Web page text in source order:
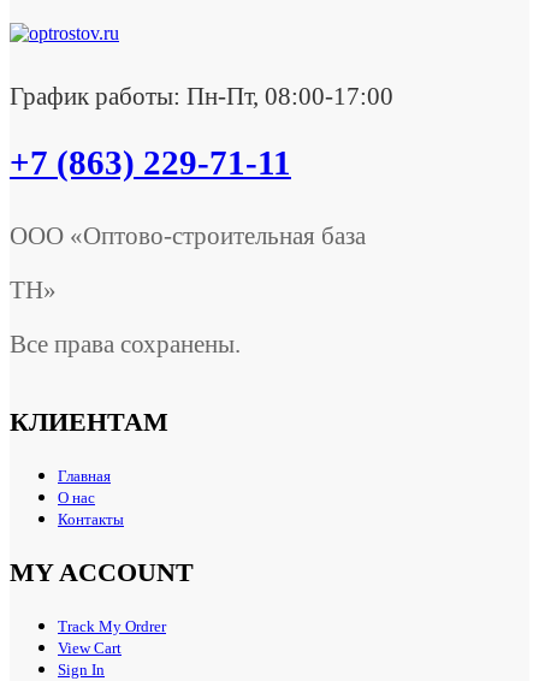
График работы: Пн-Пт, 08:00-17:00
+7 (863) 229-71-11
ООО «Оптово-строительная база
ТН»
Все права сохранены.
КЛИЕНТАМ
Главная
О нас
Контакты
MY ACCOUNT
Track My Ordrer
View Cart
Sign In